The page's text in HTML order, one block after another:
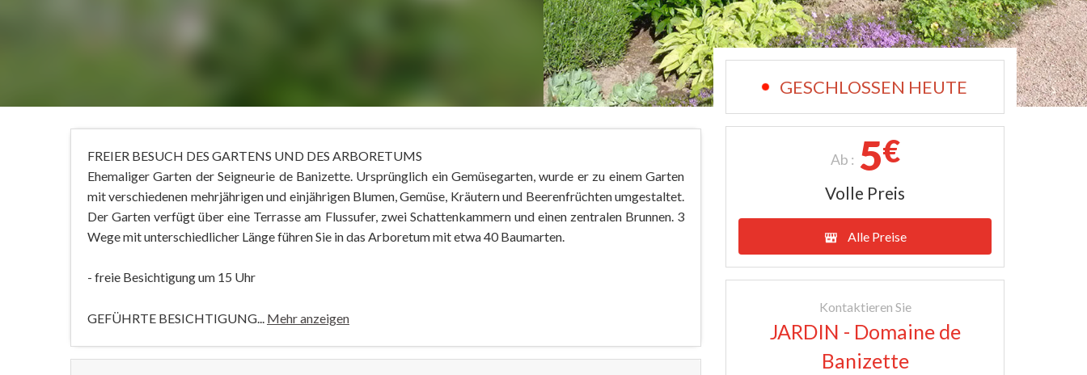
FREIER BESUCH DES GARTENS UND DES ARBORETUMS
Ehemaliger Garten der Seigneurie de Banizette. Ursprünglich ein Gemüsegarten, wurde er zu einem Garten
mit verschiedenen mehrjährigen und einjährigen Blumen, Gemüse, Kräutern und Beerenfrüchten umgestaltet.
Der Garten verfügt über eine Terrasse am Flussufer, zwei Schattenkammern und einen zentralen Brunnen. 3
Wege mit unterschiedlicher Länge führen Sie in das Arboretum mit etwa 40 Baumarten.
- freie Besichtigung um 15 Uhr
GEFÜHRTE BESICHTIGUNG... Mehr anzeigen
GESCHLOSSEN HEUTE
Ab : 5€
Volle Preis
Alle Preise
Kontaktieren Sie
JARDIN - Domaine de
Banizette